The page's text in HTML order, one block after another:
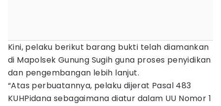
Kini, pelaku berikut barang bukti telah diamankan
di Mapolsek Gunung Sugih guna proses penyidikan
dan pengembangan lebih lanjut.
“Atas perbuatannya, pelaku dijerat Pasal 483
KUHPidana sebagaimana diatur dalam UU Nomor 1